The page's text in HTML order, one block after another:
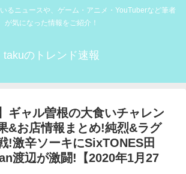
るニュースや、ゲーム・アニメ・YouTuberなど筆者
が気になった情報をご紹介！
takuのトレンド速報
ギャル曽根の大食いチャレン
&お店情報まとめ!純烈&ラグ
!激辛ソーキにSixTONES田
渡辺が激闘!【2020年1月27